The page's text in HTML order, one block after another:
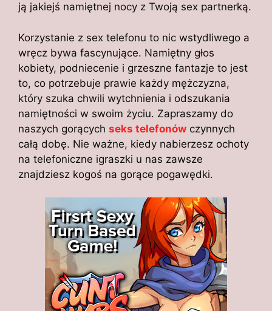
ją jakiejś namiętnej nocy z Twoją sex partnerką.
Korzystanie z sex telefonu to nic wstydliwego a
wręcz bywa fascynujące. Namiętny głos
kobiety, podniecenie i grzeszne fantazje to jest
to, co potrzebuje prawie każdy mężczyzna,
który szuka chwili wytchnienia i odszukania
namiętności w swoim życiu. Zapraszamy do
naszych gorących seks telefonów czynnych
całą dobę. Nie ważne, kiedy nabierzesz ochoty
na telefoniczne igraszki u nas zawsze
znajdziesz kogoś na gorące pogawędki.